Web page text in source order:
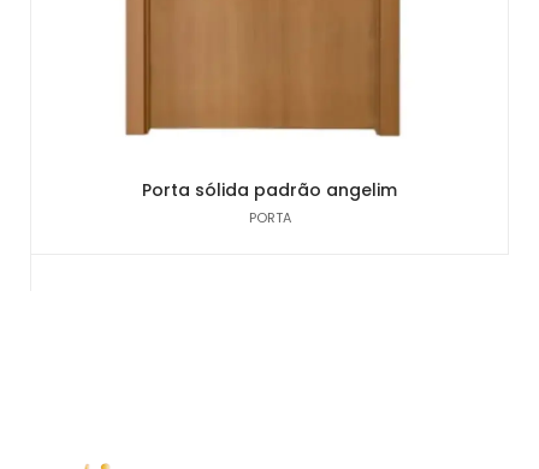
Porta sólida padrão angelim
PORTA